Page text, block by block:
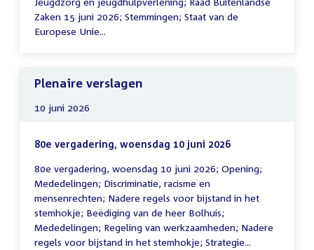
Zaken 15 juni 2026; Stemmingen; Staat van de
Europese Unie...
Plenaire verslagen
10 juni 2026
80e vergadering, woensdag 10 juni 2026
80e vergadering, woensdag 10 juni 2026; Opening;
Mededelingen; Discriminatie, racisme en
mensenrechten; Nadere regels voor bijstand in het
stemhokje; Beëdiging van de heer Bolhuis;
Mededelingen; Regeling van werkzaamheden; Nadere
regels voor bijstand in het stemhokje; Strategie...